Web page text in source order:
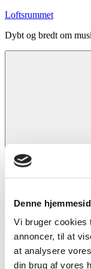
Denne
Vi bruger cookies
annoncer, til at
at analysere
din brug af vores
Videre
indhold
Loftsrummet
Dybt og bredt om
Forside
Indhold